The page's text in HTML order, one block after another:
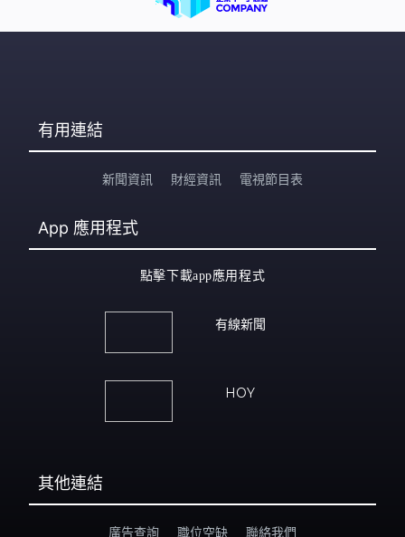
有用連結
新聞資訊 財經資訊 電視節目表
App 應用程式
點擊下載app應用程式
有線新聞
HOY
其他連結
廣告查詢 職位空缺 聯絡我們